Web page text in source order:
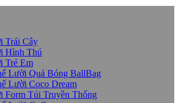
Trái Cây
Hình Thú
Trẻ Em
Lười Quả Bóng BallBag
Lười Coco Dream
Form Túi Truyền Thống